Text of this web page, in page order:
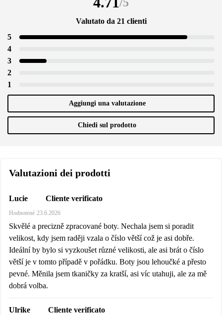
Valutato da 21 clienti
5
4
3
2
1
Aggiungi una valutazione
Chiedi sul prodotto
Valutazioni dei prodotti
Lucie Cliente verificato
Hodnotené 23.6.2026
Skvělé a precizně zpracované boty. Nechala jsem si poradit
velikost, kdy jsem raději vzala o číslo větší což je asi dobře.
Ideální by bylo si vyzkoušet různé velikosti, ale asi brát o číslo
větší je v tomto případě v pořádku. Boty jsou lehoučké a přesto
pevné. Měnila jsem tkaničky za kratší, asi víc utahuji, ale za mě
dobrá volba.
Ulrike Cliente verificato